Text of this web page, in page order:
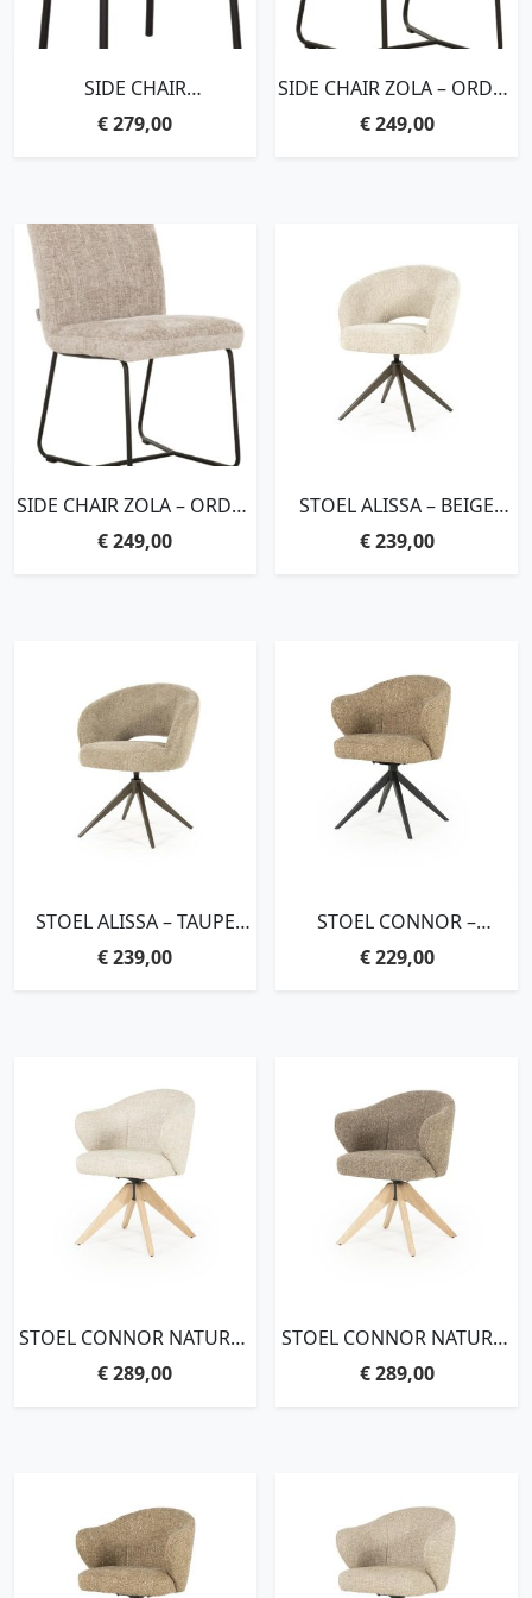
SIDE CHAIR
BLOOM,82X54X57 CM,
POLARIS NATURAL
€279,00
SIDE CHAIR ZOLA – ORDER
BY 2 PCS,87X46X56 CM,
GLOSSY NATURAL
€249,00
SIDE CHAIR ZOLA – ORDER
BY 2 PCS,87X46X56 CM,
GLOSSY SAND
€249,00
STOEL ALISSA – BEIGE
ORO
€239,00
STOEL ALISSA – TAUPE
ORO
€239,00
STOEL CONNOR –
MOSTERD DONNA
€229,00
STOEL CONNOR NATUREL
– BEIGE DONNA
€289,00
STOEL CONNOR NATUREL
– BRUIN DONNA
€289,00